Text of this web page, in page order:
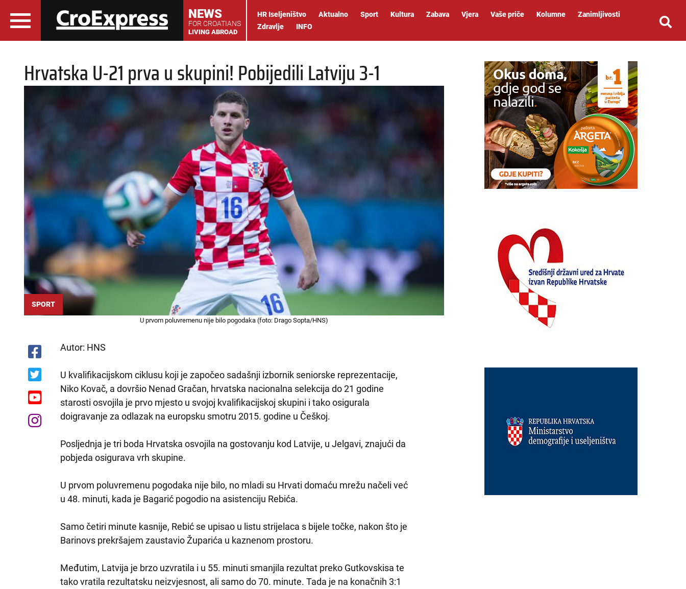
NEWS
FOR CROATIANS
LIVING ABROAD
HR Iseljeništvo Aktualno Sport Kultura Zabava Vjera Vaše priče Kolumne
Zanimljivosti
Zdravlje
INFO
Hrvatska U-21 prva u skupini! Pobijedili Latviju 3-1
SPORT
U prvom poluvremenu nije bilo pogodaka (foto: Drago Sopta/HNS)
Autor: HNS
U kvalifikacijskom ciklusu koji je započeo sadašnji izbornik seniorske reprezentacije,
Niko Kovač, a dovršio Nenad Gračan, hrvatska nacionalna selekcija do 21 godine
starosti osvojila je prvo mjesto u svojoj kvalifikacijskoj skupini i tako osigurala
doigravanje za odlazak na europsku smotru 2015. godine u Češkoj.
Posljednja je tri boda Hrvatska osvojila na gostovanju kod Latvije, u Jelgavi, znajući da
pobjeda osigurava vrh skupine.
U prvom poluvremenu pogodaka nije bilo, no mladi su Hrvati domaću mrežu načeli već
u 48. minuti, kada je Bagarić pogodio na asistenciju Rebića.
Samo četiri minute kasnije, Rebić se upisao u listu strijelaca s bijele točke, nakon što je
Barinovs prekršajem zaustavio Župarića u kaznenom prostoru.
Međutim, Latvija je brzo uzvratila i u 55. minuti smanjila rezultat preko Gutkovskisa te
tako vratila rezultatsku neizvjesnost, ali samo do 70. minute. Tada je na konačnih 3:1